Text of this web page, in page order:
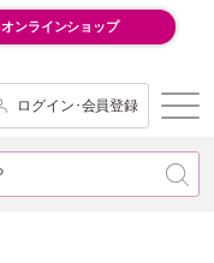
オンラインショップ
ログイン･会員登録